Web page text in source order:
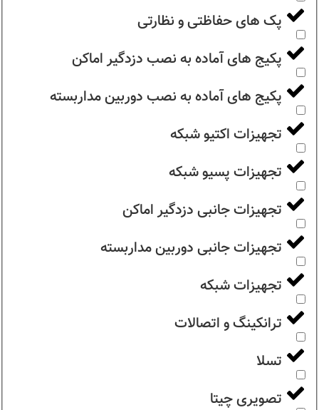
پک های حفاظتی و نظارتی
پکیج های آماده به نصب دزدگیر اماکن
پکیج های آماده به نصب دوربین مداربسته
تجهیزات اکتیو شبکه
تجهیزات پسیو شبکه
تجهیزات جانبی دزدگیر اماکن
تجهیزات جانبی دوربین مداربسته
تجهیزات شبکه
ترانکینگ و اتصالات
تسلا
تصویری چیتا